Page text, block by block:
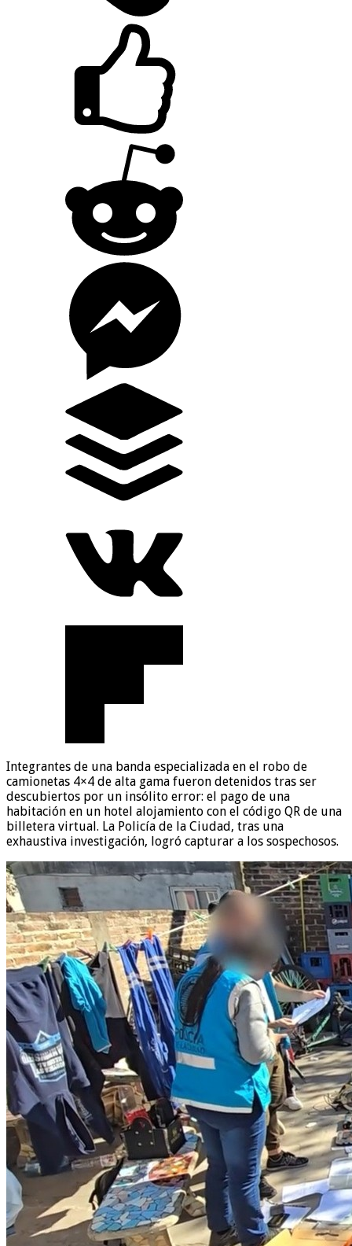
Integrantes de una banda especializada en el robo de
camionetas 4×4 de alta gama fueron detenidos tras ser
descubiertos por un insólito error: el pago de una
habitación en un hotel alojamiento con el código QR de una
billetera virtual. La Policía de la Ciudad, tras una
exhaustiva investigación, logró capturar a los sospechosos.